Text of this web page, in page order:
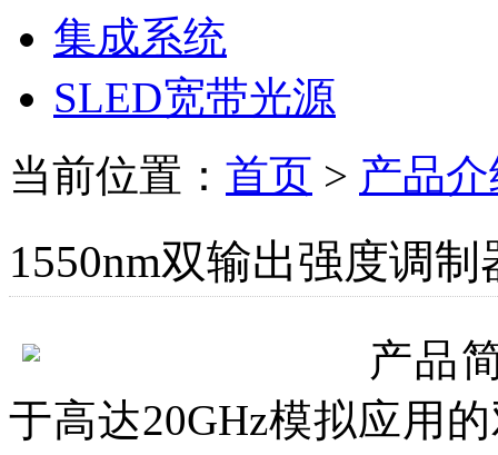
集成系统
SLED宽带光源
当前位置： 首页 > 产品
1550nm双输出强度调制
产品
于高达20GHz模拟应用